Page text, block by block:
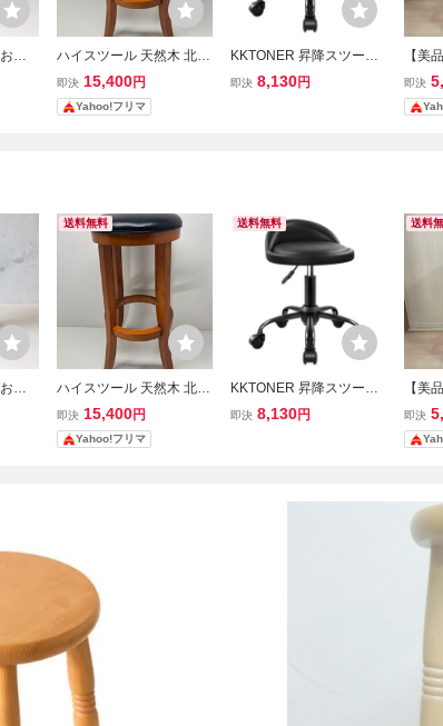
し
ハイスツール 天然木 北欧
キッチンスツール カウン
ターチェア ハイチェア 椅
子 スツール カウンター
即決 15,400円
Yahoo!フリマ
KKTONER 昇降スツール
背もたれキャスター付き
即決 8,130円
【美
木製
ハイ
椅子
即決
し
送料無料
ハイスツール 天然木 北欧
キッチンスツール カウン
ターチェア ハイチェア 椅
子 スツール カウンター
即決 15,400円
Yahoo!フリマ
送料無料
KKTONER 昇降スツール
背もたれキャスター付き
即決 8,130円
送料
【美
木製
ハイ
椅子
即決